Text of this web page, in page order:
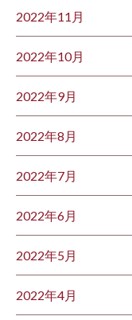
2022年11月
2022年10月
2022年9月
2022年8月
2022年7月
2022年6月
2022年5月
2022年4月